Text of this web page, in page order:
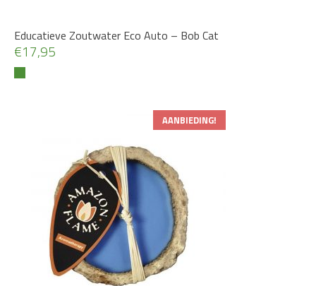
Educatieve Zoutwater Eco Auto – Bob Cat
€17,95
AANBIEDING!